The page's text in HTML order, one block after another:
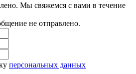
Мы свяжемся с вами в течение
не отправлено.
персональныx данных